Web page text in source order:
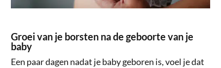
Groei van je borsten na de geboorte van je
baby
Een paar dagen nadat je baby geboren is, voel je dat